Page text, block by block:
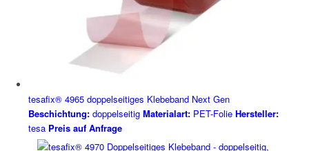
tesafix® 4965 doppelseitiges Klebeband Next Gen
Beschichtung:doppelseitig Materialart:PET-Folie Hersteller:
tesa Preis auf Anfrage